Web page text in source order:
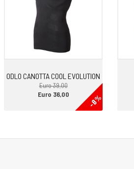
ODLO CANOTTA COOL EVOLUTION
Euro 39,00
-8%
Euro 36,00